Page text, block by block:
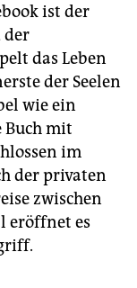
ist der
der
das Leben
der Seelen
wie ein
Buch mit
im
der privaten
zwischen
eröffnet es